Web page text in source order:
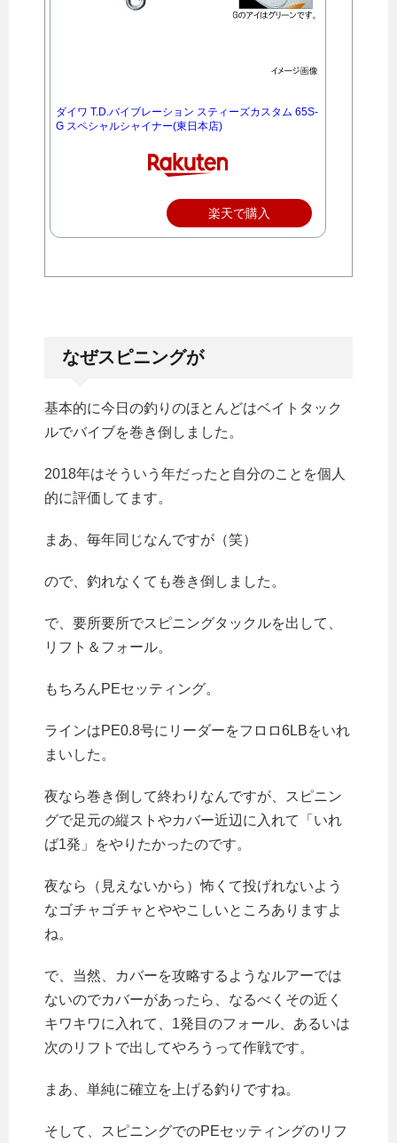
ダイワ T.D.バイブレーション スティーズカスタム 65S-
G スペシャルシャイナー(東日本店)
楽天で購入
なぜスピニングが
基本的に今日の釣りのほとんどはベイトタック
ルでバイブを巻き倒しました。
2018年はそういう年だったと自分のことを個人
的に評価してます。
まあ、毎年同じなんですが（笑）
ので、釣れなくても巻き倒しました。
で、要所要所でスピニングタックルを出して、
リフト＆フォール。
もちろんPEセッティング。
ラインはPE0.8号にリーダーをフロロ6LBをいれ
まいした。
夜なら巻き倒して終わりなんですが、スピニン
グで足元の縦ストやカバー近辺に入れて「いれ
ば1発」をやりたかったのです。
夜なら（見えないから）怖くて投げれないよう
なゴチャゴチャとややこしいところありますよ
ね。
で、当然、カバーを攻略するようなルアーでは
ないのでカバーがあったら、なるべくその近く
キワキワに入れて、1発目のフォール、あるいは
次のリフトで出してやろうって作戦です。
まあ、単純に確立を上げる釣りですね。
そして、スピニングでのPEセッティングのリフ